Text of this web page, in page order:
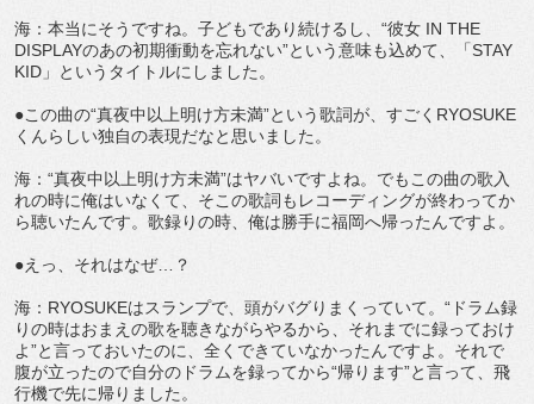
海：本当にそうですね。子どもであり続けるし、“彼女 IN THE
DISPLAYのあの初期衝動を忘れない”という意味も込めて、「STAY
KID」というタイトルにしました。
●この曲の“真夜中以上明け方未満”という歌詞が、すごくRYOSUKE
くんらしい独自の表現だなと思いました。
海：“真夜中以上明け方未満”はヤバいですよね。でもこの曲の歌入
れの時に俺はいなくて、そこの歌詞もレコーディングが終わってか
ら聴いたんです。歌録りの時、俺は勝手に福岡へ帰ったんですよ。
●えっ、それはなぜ…？
海：RYOSUKEはスランプで、頭がバグりまくっていて。“ドラム録
りの時はおまえの歌を聴きながらやるから、それまでに録っておけ
よ”と言っておいたのに、全くできていなかったんですよ。それで
腹が立ったので自分のドラムを録ってから“帰ります”と言って、飛
行機で先に帰りました。